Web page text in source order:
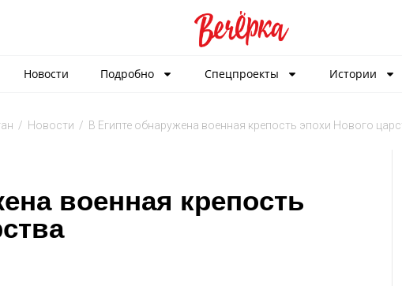
Новости Подробно Спецпроекты Истории
/ Новости / В Египте обнаружена военная крепость эпохи Нового
военная крепость